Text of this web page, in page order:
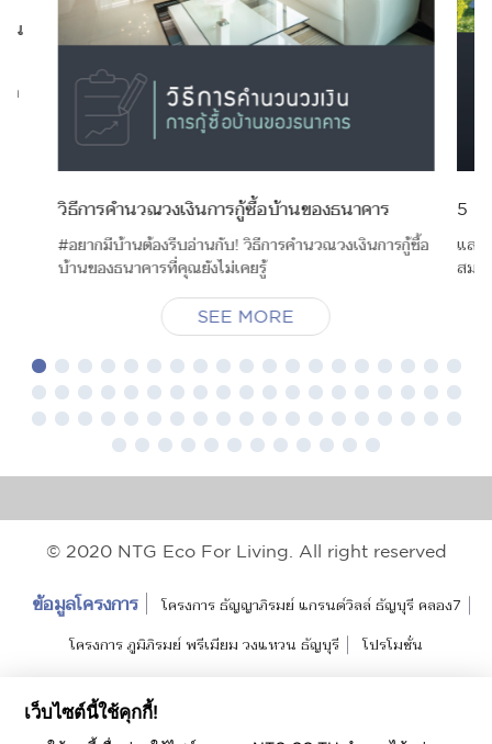
น
ก
วิธีการคำนวณวงเงินการกู้ซื้อบ้านของธนาคาร
#อยากมีบ้านต้องรีบอ่านกับ! วิธีการคำนวณวงเงินการกู้ซื้อ
บ้านของธนาคารที่คุณยังไม่เคยรู้
SEE MORE
5 สิ่
และ
สมใ
© 2020 NTG Eco For Living. All right reserved
ข้อมูลโครงการ โครงการ ธัญญาภิรมย์ แกรนด์วิลล์ ธัญบุรี คลอง7
โครงการ ภูมิภิรมย์ พรีเมียม วงแหวน ธัญบุรี โปรโมชั่น
แนวคิดการออกแบบ
บ้านพร้อมขาย ธัญญาภิรมย์ แกรนด์วิลล์ ธัญบุรี คลอง7
เว็บไซต์นี้ใช้คุกกี้!